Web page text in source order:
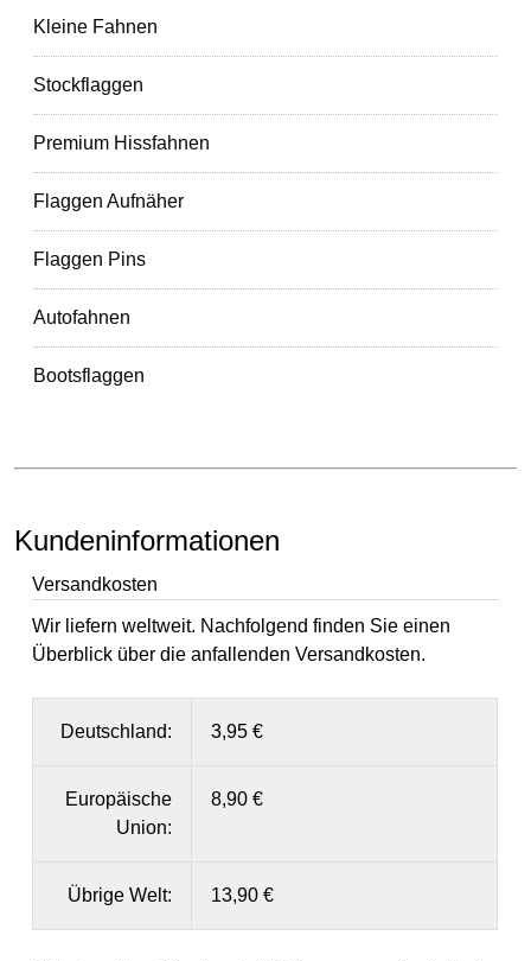
Kleine Fahnen
Stockflaggen
Premium Hissfahnen
Flaggen Aufnäher
Flaggen Pins
Autofahnen
Bootsflaggen
Kundeninformationen
Versandkosten
Wir liefern weltweit. Nachfolgend finden Sie einen
Überblick über die anfallenden Versandkosten.
Deutschland: 3,95 €
Europäische
Union:
8,90 €
Übrige Welt: 13,90 €